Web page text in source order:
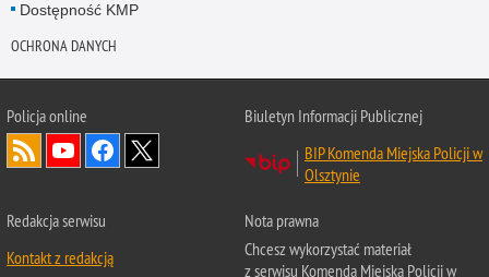
Dostępność KMP
OCHRONA DANYCH
Policja online
Biuletyn Informacji Publicznej
BIP Komenda Miejska Policji w
Olsztynie
Redakcja serwisu
Kontakt z redakcją
Nota prawna
Chcesz wykorzystać materiał
z serwisu Komenda Miejska Policji w